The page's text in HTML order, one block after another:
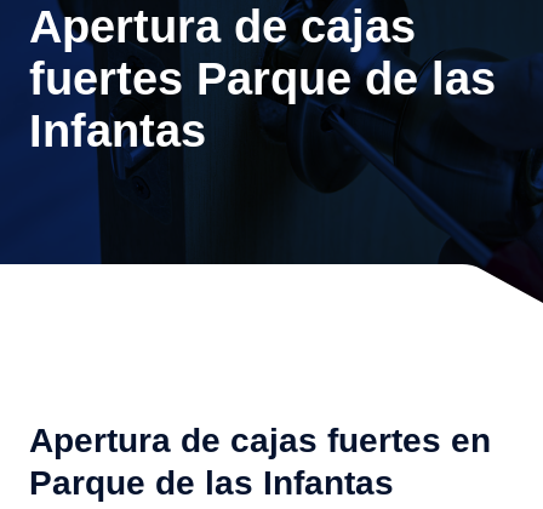
Apertura de cajas
fuertes Parque de las
Infantas
Apertura de cajas fuertes en
Parque de las Infantas